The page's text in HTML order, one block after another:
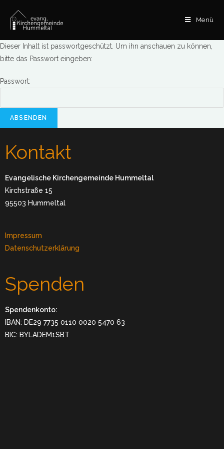
Menü
Dieser Inhalt ist passwortgeschützt. Um ihn anschauen zu können,
bitte das Passwort eingeben:
Passwort:
Kontakt
Evangelische Kirchengemeinde Hummeltal
Kirchstraße 15
95503 Hummeltal
Impressum
Datenschutzerklärung
Spenden
Spendenkonto:
IBAN: DE29 7735 0110 0020 5470 63
BIC: BYLADEM1SBT